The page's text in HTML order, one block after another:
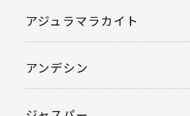
アジュラマラカイト
アンデシン